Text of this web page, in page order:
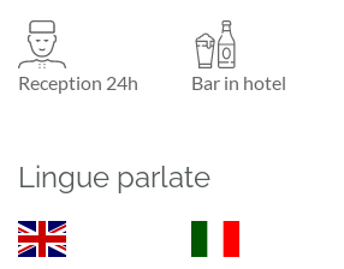
Reception 24h Bar in hotel
Lingue parlate